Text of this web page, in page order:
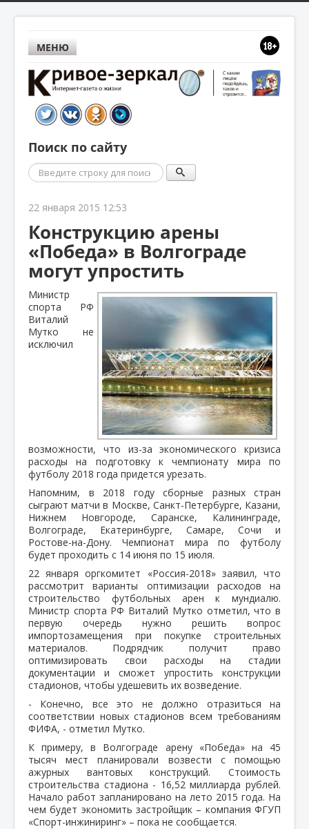
МЕНЮ
Поиск по сайту
Поиск
22 января 2015 12:53
Конструкцию арены
«Победа» в Волгограде
могут упростить
Министр
спорта РФ
Виталий
Мутко не
исключил
возможности, что из-за экономического кризиса
расходы на подготовку к чемпионату мира по
футболу 2018 года придется урезать.
Напомним, в 2018 году сборные разных стран
сыграют матчи в Москве, Санкт-Петербурге, Казани,
Нижнем Новгороде, Саранске, Калининграде,
Волгограде, Екатеринбурге, Самаре, Сочи и
Ростове-на-Дону. Чемпионат мира по футболу
будет проходить с 14 июня по 15 июля.
22 января оргкомитет «Россия-2018» заявил, что
рассмотрит варианты оптимизации расходов на
строительство футбольных арен к мундиалю.
Министр спорта РФ Виталий Мутко отметил, что в
первую очередь нужно решить вопрос
импортозамещения при покупке строительных
материалов. Подрядчик получит право
оптимизировать свои расходы на стадии
документации и сможет упростить конструкции
стадионов, чтобы удешевить их возведение.
- Конечно, все это не должно отразиться на
соответствии новых стадионов всем требованиям
ФИФА, - отметил Мутко.
К примеру, в Волгограде арену «Победа» на 45
тысяч мест планировали возвести с помощью
ажурных вантовых конструкций. Стоимость
строительства стадиона - 16,52 миллиарда рублей.
Начало работ запланировано на лето 2015 года. На
чем будет экономить застройщик – компания ФГУП
«Спорт-инжиниринг» – пока не сообщается.